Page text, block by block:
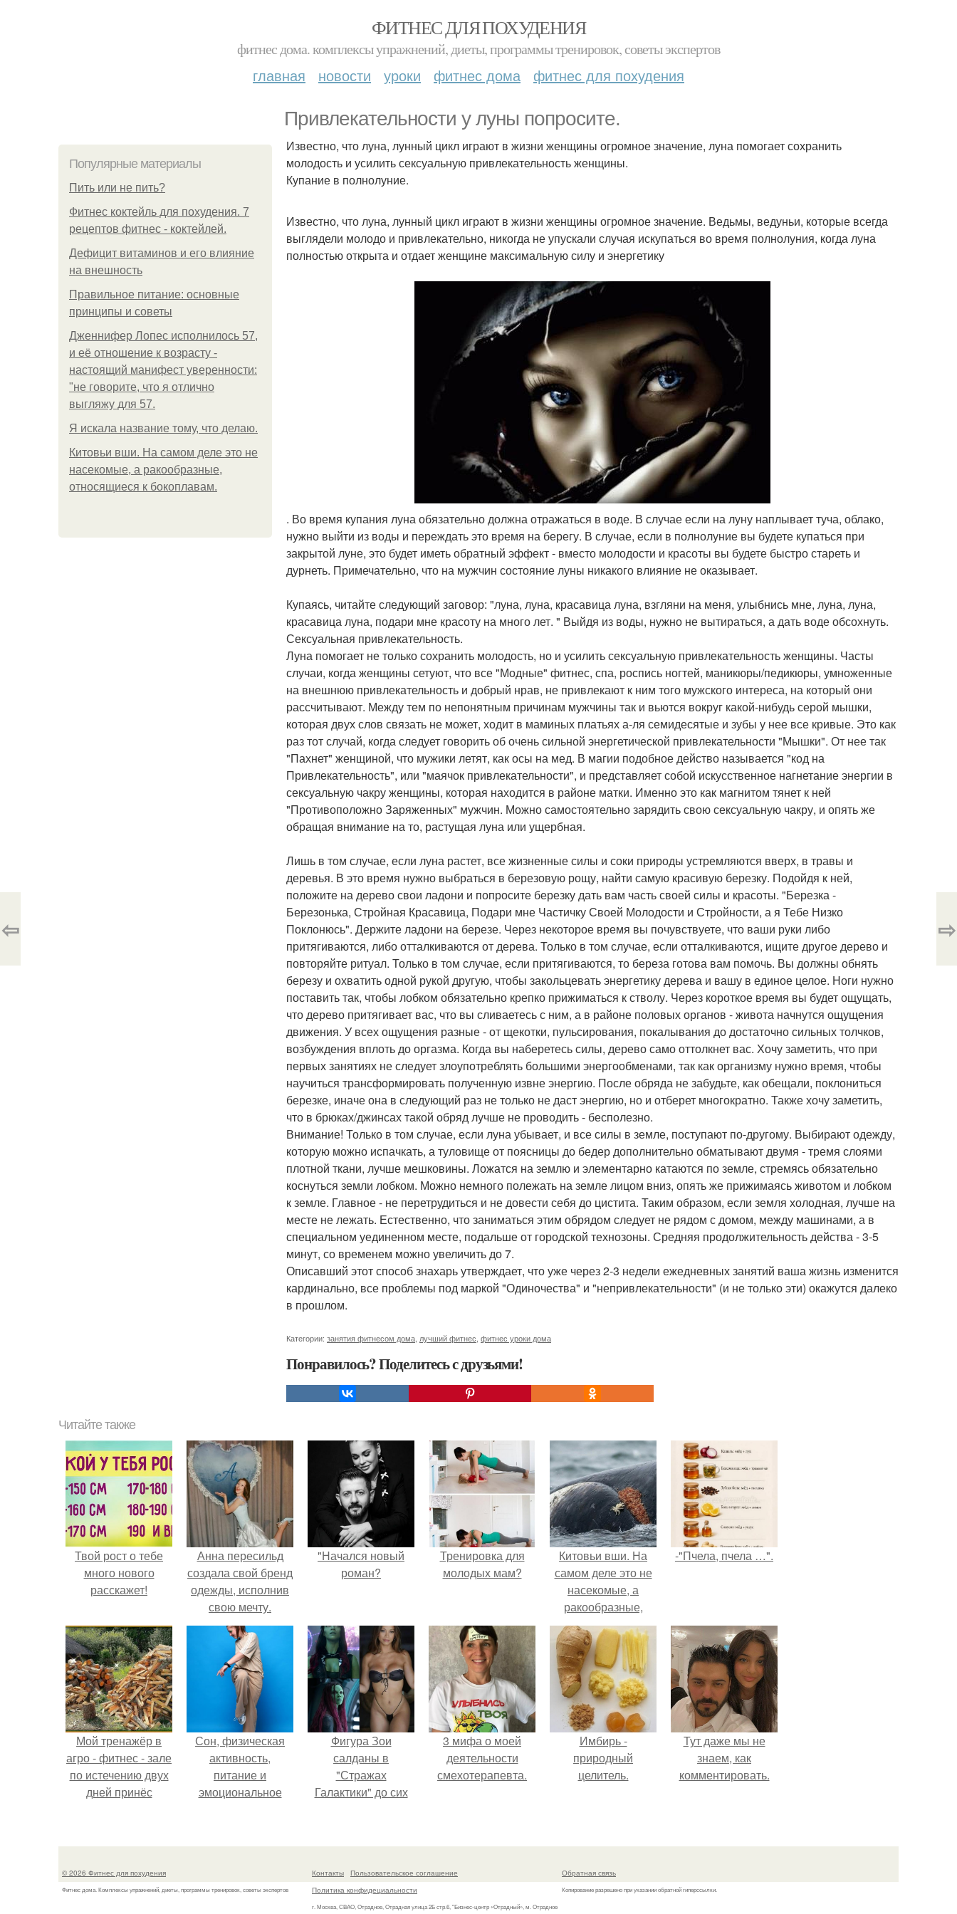
ФИТНЕС ДЛЯ ПОХУДЕНИЯ
фитнес дома. комплексы упражнений, диеты, программы тренировок, советы экспертов
главная новости уроки фитнес дома фитнес для похудения
Привлекательности у луны попросите.
Популярные материалы
Пить или не пить?
Фитнес коктейль для похудения. 7
рецептов фитнес - коктейлей.
Дефицит витаминов и его влияние
на внешность
Правильное питание: основные
принципы и советы
Дженнифер Лопес исполнилось 57,
и её отношение к возрасту -
настоящий манифест уверенности:
"не говорите, что я отлично
выгляжу для 57.
Я искала название тому, что делаю.
Китовьи вши. На самом деле это не
насекомые, а ракообразные,
относящиеся к бокоплавам.
Известно, что луна, лунный цикл играют в жизни женщины огромное значение, луна помогает сохранить
молодость и усилить сексуальную привлекательность женщины.
Купание в полнолуние.
Известно, что луна, лунный цикл играют в жизни женщины огромное значение. Ведьмы, ведуньи, которые всегда
выглядели молодо и привлекательно, никогда не упускали случая искупаться во время полнолуния, когда луна
полностью открыта и отдает женщине максимальную силу и энергетику
. Во время купания луна обязательно должна отражаться в воде. В случае если на луну наплывает туча, облако,
нужно выйти из воды и переждать это время на берегу. В случае, если в полнолуние вы будете купаться при
закрытой луне, это будет иметь обратный эффект - вместо молодости и красоты вы будете быстро стареть и
дурнеть. Примечательно, что на мужчин состояние луны никакого влияние не оказывает.
Купаясь, читайте следующий заговор: "луна, луна, красавица луна, взгляни на меня, улыбнись мне, луна, луна,
красавица луна, подари мне красоту на много лет. " Выйдя из воды, нужно не вытираться, а дать воде обсохнуть.
Сексуальная привлекательность.
Луна помогает не только сохранить молодость, но и усилить сексуальную привлекательность женщины. Часты
случаи, когда женщины сетуют, что все "Модные" фитнес, спа, роспись ногтей, маникюры/педикюры, умноженные
на внешнюю привлекательность и добрый нрав, не привлекают к ним того мужского интереса, на который они
рассчитывают. Между тем по непонятным причинам мужчины так и вьются вокруг какой-нибудь серой мышки,
которая двух слов связать не может, ходит в маминых платьях а-ля семидесятые и зубы у нее все кривые. Это как
раз тот случай, когда следует говорить об очень сильной энергетической привлекательности "Мышки". От нее так
"Пахнет" женщиной, что мужики летят, как осы на мед. В магии подобное действо называется "код на
Привлекательность", или "маячок привлекательности", и представляет собой искусственное нагнетание энергии в
сексуальную чакру женщины, которая находится в районе матки. Именно это как магнитом тянет к ней
"Противоположно Заряженных" мужчин. Можно самостоятельно зарядить свою сексуальную чакру, и опять же
обращая внимание на то, растущая луна или ущербная.
Лишь в том случае, если луна растет, все жизненные силы и соки природы устремляются вверх, в травы и
деревья. В это время нужно выбраться в березовую рощу, найти самую красивую березку. Подойдя к ней,
положите на дерево свои ладони и попросите березку дать вам часть своей силы и красоты. "Березка -
Березонька, Стройная Красавица, Подари мне Частичку Своей Молодости и Стройности, а я Тебе Низко
Поклонюсь". Держите ладони на березе. Через некоторое время вы почувствуете, что ваши руки либо
притягиваются, либо отталкиваются от дерева. Только в том случае, если отталкиваются, ищите другое дерево и
повторяйте ритуал. Только в том случае, если притягиваются, то береза готова вам помочь. Вы должны обнять
березу и охватить одной рукой другую, чтобы закольцевать энергетику дерева и вашу в единое целое. Ноги нужно
поставить так, чтобы лобком обязательно крепко прижиматься к стволу. Через короткое время вы будет ощущать,
что дерево притягивает вас, что вы сливаетесь с ним, а в районе половых органов - живота начнутся ощущения
движения. У всех ощущения разные - от щекотки, пульсирования, покалывания до достаточно сильных толчков,
возбуждения вплоть до оргазма. Когда вы наберетесь силы, дерево само оттолкнет вас. Хочу заметить, что при
первых занятиях не следует злоупотреблять большими энергообменами, так как организму нужно время, чтобы
научиться трансформировать полученную извне энергию. После обряда не забудьте, как обещали, поклониться
березке, иначе она в следующий раз не только не даст энергию, но и отберет многократно. Также хочу заметить,
что в брюках/джинсах такой обряд лучше не проводить - бесполезно.
Внимание! Только в том случае, если луна убывает, и все силы в земле, поступают по-другому. Выбирают одежду,
которую можно испачкать, а туловище от поясницы до бедер дополнительно обматывают двумя - тремя слоями
плотной ткани, лучше мешковины. Ложатся на землю и элементарно катаются по земле, стремясь обязательно
коснуться земли лобком. Можно немного полежать на земле лицом вниз, опять же прижимаясь животом и лобком
к земле. Главное - не перетрудиться и не довести себя до цистита. Таким образом, если земля холодная, лучше на
месте не лежать. Естественно, что заниматься этим обрядом следует не рядом с домом, между машинами, а в
специальном уединенном месте, подальше от городской технозоны. Средняя продолжительность действа - 3-5
минут, со временем можно увеличить до 7.
Описавший этот способ знахарь утверждает, что уже через 2-3 недели ежедневных занятий ваша жизнь изменится
кардинально, все проблемы под маркой "Одиночества" и "непривлекательности" (и не только эти) окажутся далеко
в прошлом.
Категории: занятия фитнесом дома лучший фитнес фитнес уроки дома
Понравилось? Поделитесь с друзьями!
⇦ ⇨
Читайте также
Твой рост о тебе
много нового
расскажет!
Анна пересильд
создала свой бренд
одежды, исполнив
свою мечту.
"Начался новый
роман?
Тренировка для
молодых мам?
Китовьи вши. На
самом деле это не
насекомые, а
ракообразные,
относящиеся к
бокоплавам.
-"Пчела, пчела …".
Мой тренажёр в
агро - фитнес - зале
по истечению двух
дней принёс
Сон, физическая
активность,
питание и
эмоциональное
Фигура Зои
салданы в
"Стражах
Галактики" до сих
3 мифа о моей
деятельности
смехотерапевта.
Имбирь -
природный
целитель.
Тут даже мы не
знаем, как
комментировать.
© 2026 Фитнес для похудения
Фитнес дома. Комплексы упражнений, диеты, программы тренировок, советы экспертов
Контакты
Пользовательское соглашение
Политика конфидециальности
г. Москва, СВАО, Отрадное, Отрадная улица 2Б стр.6, "Бизнес-центр «Отрадный», м. Отрадное
Обратная связь
Копирование разрешено при указании обратной гиперссылки.